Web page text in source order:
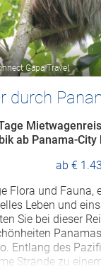
Gapa Travel
durch
ab Panama-City
ab €
Flora und Fauna,
Leben und
Sie bei dieser
Entlang des
Strände zu einem